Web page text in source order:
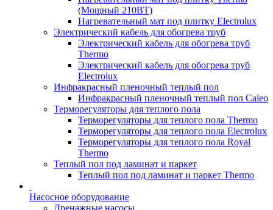
(Мощный 210ВТ)
Нагревательный мат под плитку Electrolux
Электрический кабель для обогрева труб
Электрический кабель для обогрева труб
Thermo
Электрический кабель для обогрева труб
Electrolux
Инфракрасный пленочный теплый пол
Инфракрасный пленочный теплый пол Caleo
Терморегуляторы для теплого пола
Терморегуляторы для теплого пола Thermo
Терморегуляторы для теплого пола Electrolux
Терморегуляторы для теплого пола Royal
Thermo
Теплый пол под ламинат и паркет
Теплый пол под ламинат и паркет Thermo
Насосное оборудование
Дренажные насосы